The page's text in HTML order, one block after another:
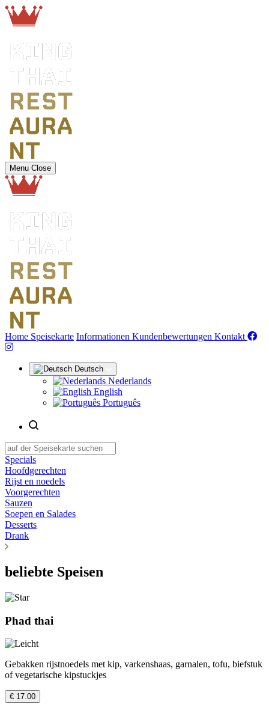
Menu Close
Home (aktuell)
Speisekarte Informationen Kundenbewertungen Kontakt
Deutsch
Nederlands
English
Português
Specials
Hoofdgerechten
Rijst en noedels
Voorgerechten
Sauzen
Soepen en Salades
Desserts
Drank
beliebte Speisen
Phad thai
Gebakken rijstnoedels met kip, varkenshaas, garnalen, tofu, biefstuk
of vegetarische kipstuckjes
€ 17.00